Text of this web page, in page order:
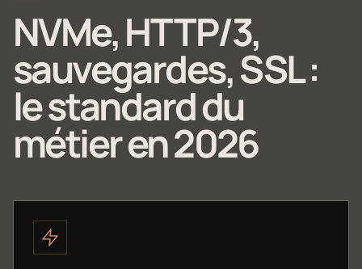
NVMe, HTTP/3,
sauvegardes, SSL :
le standard du
métier en 2026